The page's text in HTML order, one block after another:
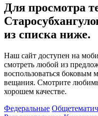
Для просмотра
из списка ниже.
Наш сайт доступен на
смотреть любой из
воспользоваться боковым
вещания. Смотрите
хорошем качестве.
Федеральные